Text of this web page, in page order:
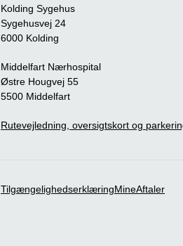
Kolding Sygehus
Sygehusvej 24
6000 Kolding
Middelfart Nærhospital
Østre Hougvej 55
5500 Middelfart
Rutevejledning, oversigtskort og
TilgængelighedserklæringMineAftaler